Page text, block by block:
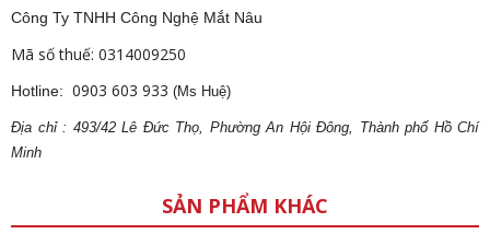
Công Ty TNHH Công Nghệ Mắt Nâu
Mã số thuế: 0314009250
Hotline: 0903 603 933 (Ms Huệ)
Địa chỉ : 493/42 Lê Đức Thọ, Phường An Hội Đông, Thành phố Hồ Chí
Minh
SẢN PHẨM KHÁC